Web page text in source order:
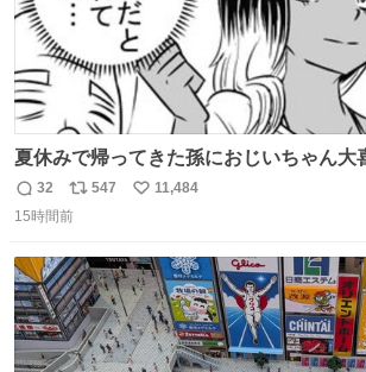
夏休みで帰ってきた孫におじいちゃん
コマ漫画 #Web漫画 #漫画が読めるハッ
返
信
32
リ
ポ
ト
数
547
い
数
11,484
15時間前